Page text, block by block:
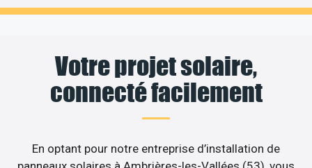
Votre projet solaire,
connecté facilement
En optant pour notre entreprise d’installation de